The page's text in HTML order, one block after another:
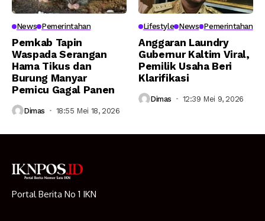
News Pemerintahan
Pemkab Tapin
Waspada Serangan
Hama Tikus dan
Burung Manyar
Pemicu Gagal Panen
Dimas 18:55 Mei 18, 2026
Lifestyle News Pemerintahan
Anggaran Laundry
Gubernur Kaltim Viral,
Pemilik Usaha Beri
Klarifikasi
Dimas 12:39 Mei 9, 2026
Portal Berita No 1 IKN